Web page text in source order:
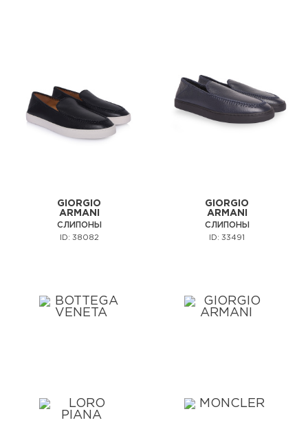
GIORGIO
ARMANI
СЛИПОНЫ
ID: 38082
GIORGIO
ARMANI
СЛИПОНЫ
ID: 33491